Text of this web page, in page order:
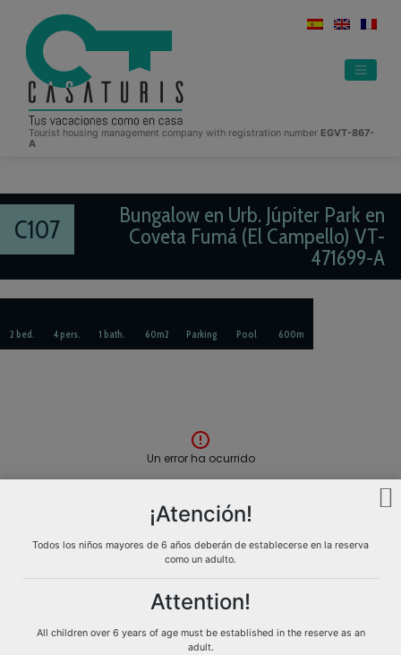
content
Tourist housing management company with registration number EGVT-867-
A
C107
Bungalow en Urb. Júpiter Park en
Coveta Fumá (El Campello) VT-
471699-A
2 bed. 4 pers. 1 bath. 60m2 Parking Pool 600m
Un error ha ocurrido
How to make a reservation
¡Atención!
Todos los niños mayores de 6 años deberán de establecerse en la reserva
como un adulto.
Attention!
All children over 6 years of age must be established in the reserve as an
adult.